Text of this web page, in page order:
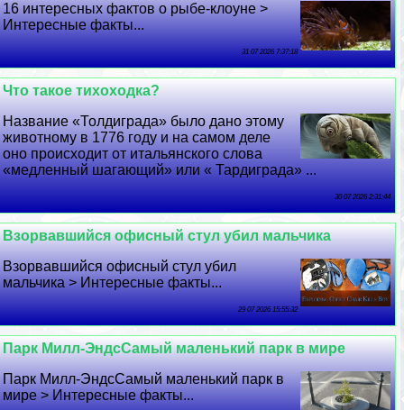
16 интересных фактов о рыбе-клоуне >
Интересные факты...
31 07 2026 7:37:18
Что такое тихоходка?
Название «Толдиграда» было дано этому
животному в 1776 году и на самом деле
оно происходит от итальянского слова
«медленный шагающий» или « Тардиграда» ...
30 07 2026 2:31:44
Взорвавшийся офисный стул убил мальчика
Взорвавшийся офисный стул убил
мальчика > Интересные факты...
29 07 2026 15:55:32
Парк Милл-ЭндсСамый маленький парк в мире
Парк Милл-ЭндсСамый маленький парк в
мире > Интересные факты...